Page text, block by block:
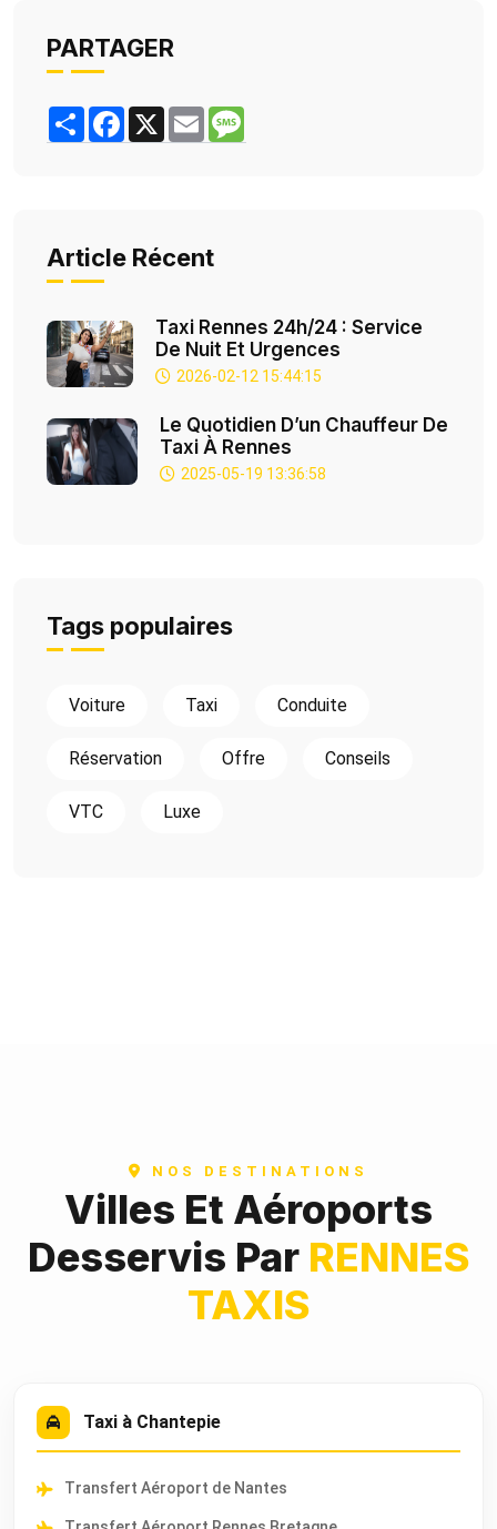
PARTAGER
ShareFacebook
X EmailMessage
Article Récent
Taxi Rennes 24h/24 : Service
De Nuit Et Urgences
2026-02-12 15:44:15
Le Quotidien D’un Chauffeur De
Taxi À Rennes
2025-05-19 13:36:58
Tags populaires
Voiture Taxi Conduite
Réservation Offre Conseils
VTC Luxe
NOS DESTINATIONS
Villes Et Aéroports
Desservis Par RENNES
TAXIS
Taxi à Chantepie
Transfert Aéroport de Nantes